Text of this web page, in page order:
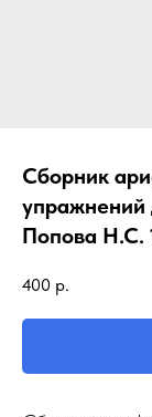
Сборник
упражнений
Попова Н.С.
400 р.